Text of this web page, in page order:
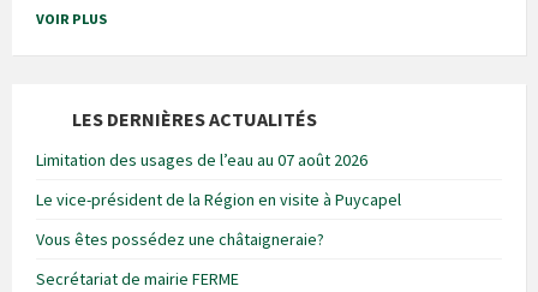
VOIR PLUS
LES DERNIÈRES ACTUALITÉS
Limitation des usages de l’eau au 07 août 2026
Le vice-président de la Région en visite à Puycapel
Vous êtes possédez une châtaigneraie?
Secrétariat de mairie FERME